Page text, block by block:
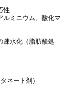
性
ミニウム、酸化マ
疎水化（脂肪酸処
ネート剤）